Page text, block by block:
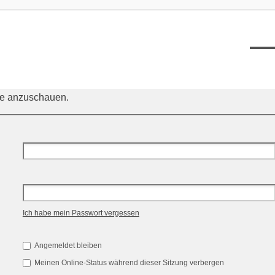
anzuschauen.
Ich habe mein Passwort vergessen
Angemeldet bleiben
Meinen Online-Status während dieser Sitzung verbergen